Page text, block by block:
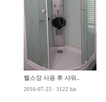
헬스장 사용 후 샤워..
2016-07-25 / 3122 hit